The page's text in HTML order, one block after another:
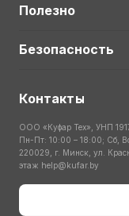
Полезно
Безопасность
Контакты
ООО «Куфар Тех», УНП
Пн-Пт: 10:00 – 18:00; Сб,
220029, г. Минск, ул.
этаж help@kufar.by